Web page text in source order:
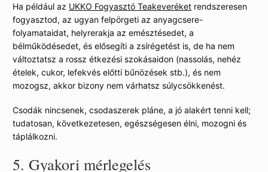
Ha például az UKKO Fogyasztó Teakeveréketrendszeresen
fogyasztod, az ugyan felpörgeti az anyagcsere-
folyamataidat, helyrerakja az emésztésedet, a
bélműködésedet, és elősegíti a zsírégetést is, de ha nem
változtatsz a rossz étkezési szokásaidon (nassolás, nehéz
ételek, cukor, lefekvés előtti bűnözések stb.), és nem
mozogsz, akkor bizony nem várhatsz súlycsökkenést.
Csodák nincsenek, csodaszerek pláne, a jó alakért tenni kell;
tudatosan, következetesen, egészségesen élni, mozogni és
táplálkozni.
5. Gyakori mérlegelés